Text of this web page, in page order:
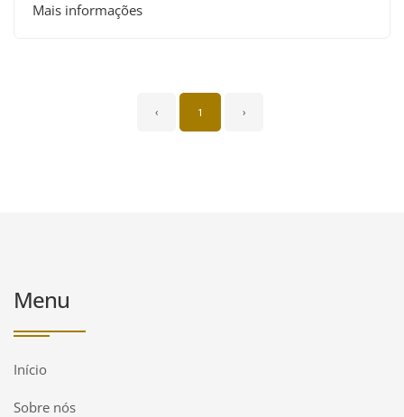
Mais informações
‹ 1 ›
Menu
Início
Sobre nós